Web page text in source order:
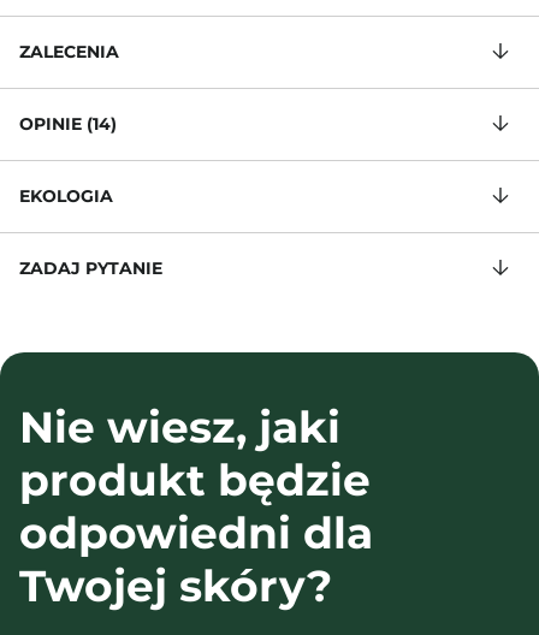
ZALECENIA
OPINIE (14)
EKOLOGIA
ZADAJ PYTANIE
Nie wiesz, jaki
produkt będzie
odpowiedni dla
Twojej skóry?